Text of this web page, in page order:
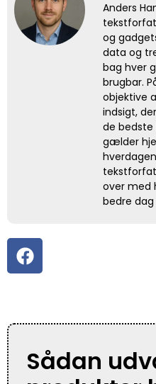
Anders
og
data og
bag hver
brugbar.
objektive
indsigt,
de
gælder
over med
bedre
Sådan